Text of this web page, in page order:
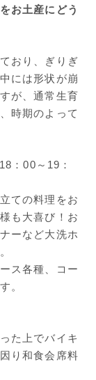
お土産にどう
おり、ぎりぎ
には形状が崩
が、通常生育
時期のよって
：00～19：
ての料理をお
も大喜び！お
ーなど大洗ホ
ス各種、コー
。
た上でバイキ
り和食会席料